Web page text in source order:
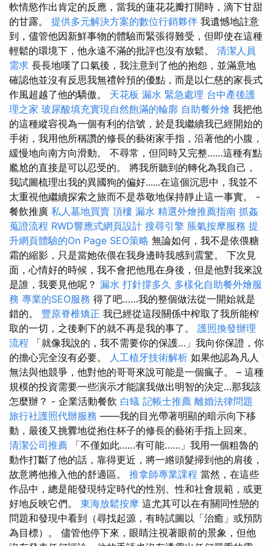
軟情慾作出肯定的反應，當我的蓮花花瓣打開時，滴下甘甜
的甘露。 提供多元解決方案的數位行銷夥伴 我遺憾地註意
到，儘管他因新鮮事物的體驗而緊張得難受，但即使在這種
輕鬆的環境下，他永遠不滿的批評也沒有放鬆。 清潔人員
需求 長長地嘆了口氣後，我注意到了他的抱怨，並滿意地
確認他並沒有反思我無禮幹預的優點，而是以仁慈的家長式
作風超越了他的驕傲。 天花板 漏水 緊急處理 台中產後護
理之家 玻尿酸填充實現自然飽滿的輪廓 自助餐外燴 我把他
的這種縱容視為一個有利的信號，於是我繼續我已經開始的
手術，我用他所稱讚的修長的藝術家手指，沿著他的小腹，
緩慢地向南方向滑動。 不尋常，但同時又完整……這種有點
尷尬的直接是可以忍受的。 將我所聽到的轉化為我自己，
我試圖梳理出我的異國狗的偏好......在這個沉思中，我並不
太重視他繼續探索之旅而不是恭敬地保持靜止這一事實。 -
餐飲推廣 私人墓地買賣 頂樓 漏水 精選外燴推薦指南 抓姦
蒐證流程 RWD響應式網頁設計 搜尋引擎 脹氣按摩服務 提
升網頁體驗的On Page SEO策略 無論如何，我不是依偎糖
霜的縮影，只是當她依偎在我身邊時我感到震驚。 下次見
面，心情好的時候，我不會把他甩在身後，但是他對我來說
是誰，我要見他呢？ 漏水 打針撐多久 多樣化自助餐外燴服
務 專業的SEO服務 得了吧……我的整個做法從一開始就是
錯的。 豐原脊椎矯正 我已經從這段關係中榨取了我所能榨
取的一切，之後剩下的就不再是我的事了。 護照換發辦理
流程 「就像我說的，我不需要你的保護…」我向你保證，你
的擔心完全沒有必要。 人工植牙技術解析 如果他認為凡人
無法與他競爭，他對他的哥哥來說可能是一個瘋子。 – 這種
規模的投資需要一些演示才能讓我做出明智的決定…那我該
怎麼辦？ - 企業活動餐飲 白蟻 記帳士推薦 離婚法律問題
旅行社護照代辦服務 ——我的目光帶著明顯的暗示向下移
動，最後又挑釁地從抱住杯子的修長的藝術手指上回來。
清潔公司推薦 「不僅如此……有可能……」我用一個粗魯的
動作打斷了他的話，靠得更近，將一綹頭髮掃到他的肩後，
故意將他推入他的舒適區。 推拿師專業課程 當然，在這些
作品中，總是能發現特定時代的性別、性和社會規範，或更
好地反映它們。 東海放鬆按摩 這尤其可以在有關同性戀的
問題和發現中看到（尋找起源，有時試圖以「治癒」或預防
為目標）。 儘管他停下來，眼睛注視著眼前的景象，但他